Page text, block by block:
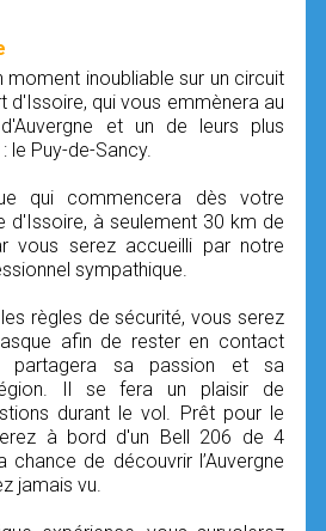
moment inoubliable sur un circuit
d'Issoire, qui vous emmènera au
et un de leurs plus
le Puy-de-Sancy.
qui commencera dès votre
d'Issoire, à seulement 30 km de
vous serez accueilli par notre
sympathique.
règles de sécurité, vous serez
afin de rester en contact
sa passion et sa
Il se fera un plaisir de
durant le vol. Prêt pour le
à bord d'un Bell 206 de 4
chance de découvrir l’Auvergne
jamais vu.